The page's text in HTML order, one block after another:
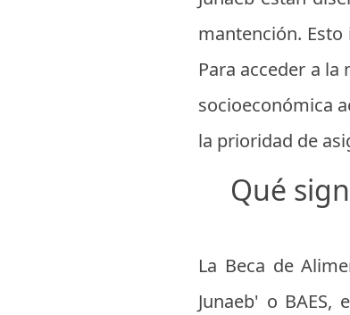
mantención.
Para acceder a
socioeconómica
la prioridad de
Qué
La Beca de
Junaeb' o